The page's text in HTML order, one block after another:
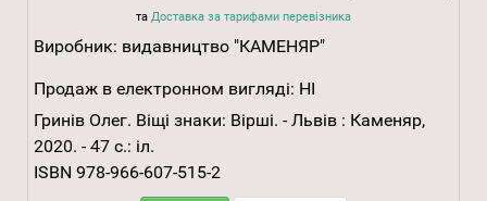
та Доставка за тарифами перевізника
Виробник: видавництво "КАМЕНЯР"
Продаж в електронном вигляді: НІ
Гринів Олег. Віщі знаки: Вірші. - Львів : Каменяр,
2020. - 47 с.: іл.
ISBN 978-966-607-515-2